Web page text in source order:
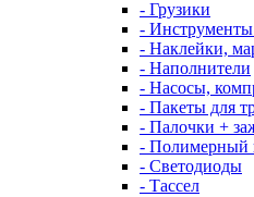
- Грузики
-
- Наклейки,
- Наполнители
- Насосы,
- Пакеты для
- Палочки +
- Полимерный
- Светодиоды
- Тассел